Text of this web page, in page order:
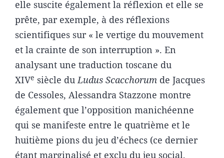
elle suscite également la réflexion et elle se
prête, par exemple, à des réflexions
scientifiques sur « le vertige du mouvement
et la crainte de son interruption ». En
analysant une traduction toscane du
XIVe siècle duLudus Scacchorum de Jacques
de Cessoles, Alessandra Stazzone montre
également que l’opposition manichéenne
qui se manifeste entre le quatrième et le
huitième pions du jeu d’échecs (ce dernier
étant marginalisé et exclu du jeu social,